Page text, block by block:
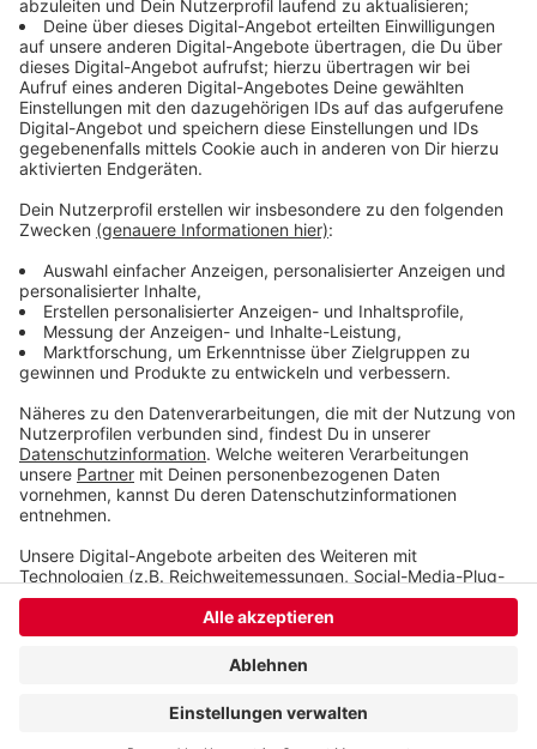
Verbindung zu NRW und die Polizei fährt nach
Solingen sowieso schon auf Maximum, hieß es da.
Bei dem Anschlag auf dem Magdeburger
Weihnachtsmarkt sind mindestens zwei Menschen
ums Leben gekommen, ein Erwachsener und ein
Kleinkind. Es gab viele Verletzte, mindestens 60.
Ein Mann war mit einem Auto in die
Menschenmenge gerast. Er wurde festgenommen.
Mehr dazu
Veröffentlicht:Samstag, 21.12.2024 06:55
Anzeige